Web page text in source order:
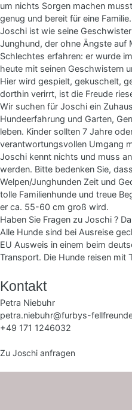
um nichts Sorgen machen
genug und bereit für eine Familie.
Joschi ist wie seine
Junghund, der ohne Ängste auf
Schlechtes erfahren: er wurde
heute mit seinen Geschwistern
Hier wird gespielt, gekuschelt,
dorthin verirrt, ist die Freude
Wir suchen für Joschi ein
Hundeerfahrung und Garten,
leben. Kinder sollten 7 Jahre
verantwortungsvollen Umgang
Joschi kennt nichts und muss
werden. Bitte bedenken Sie,
Welpen/Junghunden Zeit und
tolle Familienhunde und treue
er ca. 55-60 cm groß wird.
Haben Sie Fragen zu Joschi ?
Alle Hunde sind bei Ausreise
EU Ausweis in einem beim
Transport. Die Hunde reisen mit
Kontakt
Petra Niebuhr
petra.niebuhr@furbys-
+49 171 1246032
Zu Joschi anfragen